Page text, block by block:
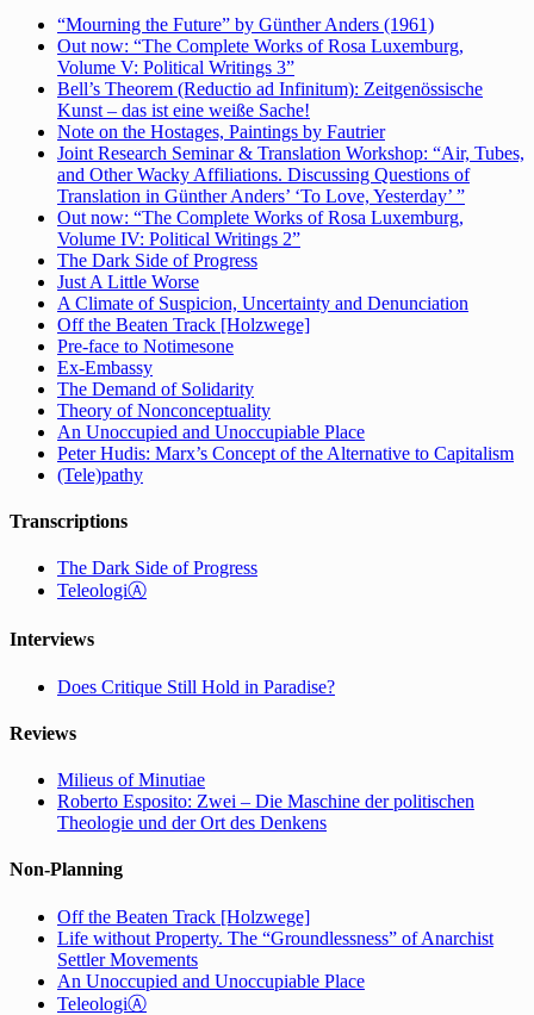
“Mourning the Future” by Günther Anders (1961)
Out now: “The Complete Works of Rosa Luxemburg,
Volume V: Political Writings 3”
Bell’s Theorem (Reductio ad Infinitum): Zeitgenössische
Kunst – das ist eine weiße Sache!
Note on the Hostages, Paintings by Fautrier
Joint Research Seminar & Translation Workshop: “Air, Tubes,
and Other Wacky Affiliations. Discussing Questions of
Translation in Günther Anders’ ‘To Love, Yesterday’ ”
Out now: “The Complete Works of Rosa Luxemburg,
Volume IV: Political Writings 2”
The Dark Side of Progress
Just A Little Worse
A Climate of Suspicion, Uncertainty and Denunciation
Off the Beaten Track [Holzwege]
Pre-face to Notimesone
Ex-Embassy
The Demand of Solidarity
Theory of Nonconceptuality
An Unoccupied and Unoccupiable Place
Peter Hudis: Marx’s Concept of the Alternative to Capitalism
(Tele)pathy
Transcriptions
The Dark Side of Progress
TeleologiⒶ
Interviews
Does Critique Still Hold in Paradise?
Reviews
Milieus of Minutiae
Roberto Esposito: Zwei – Die Maschine der politischen
Theologie und der Ort des Denkens
Non-Planning
Off the Beaten Track [Holzwege]
Life without Property. The “Groundlessness” of Anarchist
Settler Movements
An Unoccupied and Unoccupiable Place
TeleologiⒶ